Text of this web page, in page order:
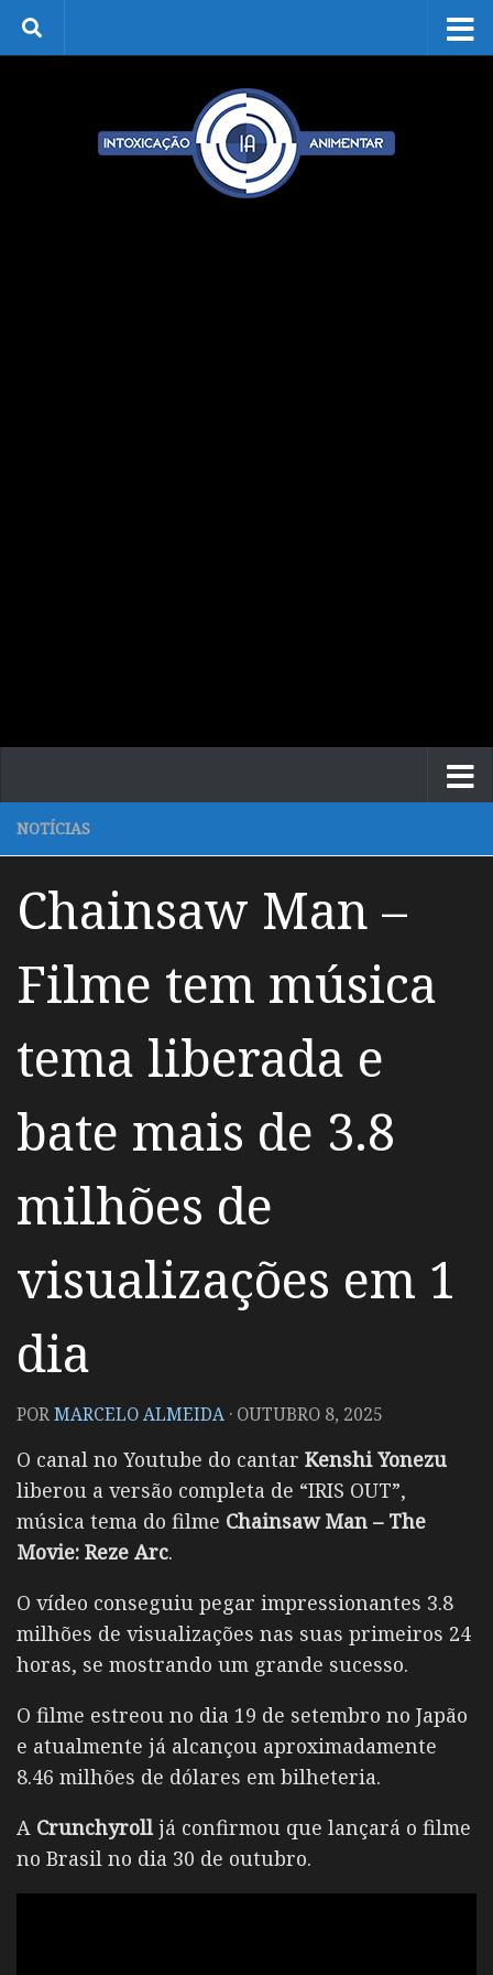
Skip to content
NOTÍCIAS
Chainsaw Man –
Filme tem música
tema liberada e
bate mais de 3.8
milhões de
visualizações em 1
dia
PORMARCELO ALMEIDA · OUTUBRO 8, 2025
O canal no Youtube do cantar Kenshi Yonezu
liberou a versão completa de “IRIS OUT”,
música tema do filme Chainsaw Man – The
Movie: Reze Arc.
O vídeo conseguiu pegar impressionantes 3.8
milhões de visualizações nas suas primeiros 24
horas, se mostrando um grande sucesso.
O filme estreou no dia 19 de setembro no Japão
e atualmente já alcançou aproximadamente
8.46 milhões de dólares em bilheteria.
A Crunchyrolljá confirmou que lançará o filme
no Brasil no dia 30 de outubro.